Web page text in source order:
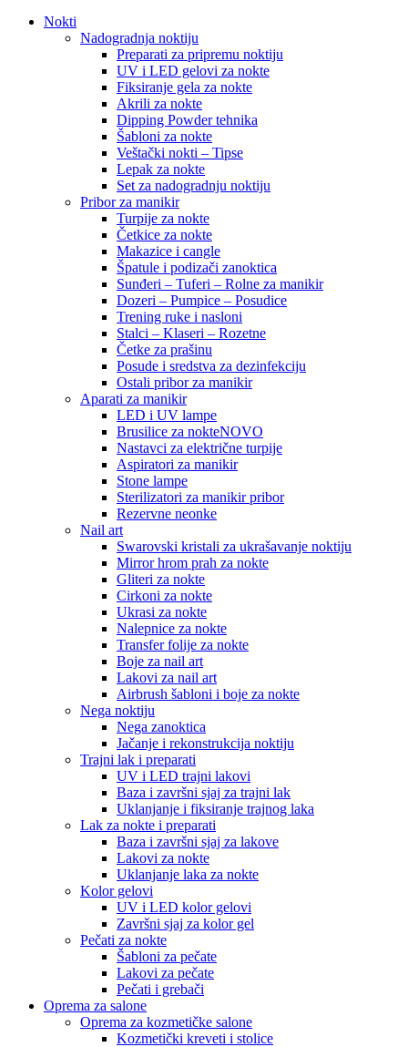
Nokti
Nadogradnja noktiju
Preparati za pripremu noktiju
UV i LED gelovi za nokte
Fiksiranje gela za nokte
Akrili za nokte
Dipping Powder tehnika
Šabloni za nokte
Veštački nokti – Tipse
Lepak za nokte
Set za nadogradnju noktiju
Pribor za manikir
Turpije za nokte
Četkice za nokte
Makazice i cangle
Špatule i podizači zanoktica
Sunđeri – Tuferi – Rolne za manikir
Dozeri – Pumpice – Posudice
Trening ruke i nasloni
Stalci – Klaseri – Rozetne
Četke za prašinu
Posude i sredstva za dezinfekciju
Ostali pribor za manikir
Aparati za manikir
LED i UV lampe
Brusilice za nokteNOVO
Nastavci za električne turpije
Aspiratori za manikir
Stone lampe
Sterilizatori za manikir pribor
Rezervne neonke
Nail art
Swarovski kristali za ukrašavanje noktiju
Mirror hrom prah za nokte
Gliteri za nokte
Cirkoni za nokte
Ukrasi za nokte
Nalepnice za nokte
Transfer folije za nokte
Boje za nail art
Lakovi za nail art
Airbrush šabloni i boje za nokte
Nega noktiju
Nega zanoktica
Jačanje i rekonstrukcija noktiju
Trajni lak i preparati
UV i LED trajni lakovi
Baza i završni sjaj za trajni lak
Uklanjanje i fiksiranje trajnog laka
Lak za nokte i preparati
Baza i završni sjaj za lakove
Lakovi za nokte
Uklanjanje laka za nokte
Kolor gelovi
UV i LED kolor gelovi
Završni sjaj za kolor gel
Pečati za nokte
Šabloni za pečate
Lakovi za pečate
Pečati i grebači
Oprema za salone
Oprema za kozmetičke salone
Kozmetički kreveti i stolice